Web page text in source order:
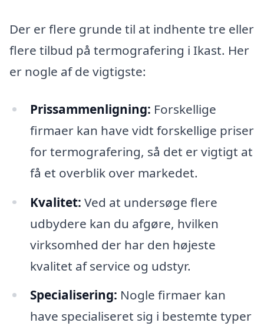
Der er flere grunde til at indhente tre eller
flere tilbud på termografering i Ikast. Her
er nogle af de vigtigste:
Prissammenligning: Forskellige
firmaer kan have vidt forskellige priser
for termografering, så det er vigtigt at
få et overblik over markedet.
Kvalitet: Ved at undersøge flere
udbydere kan du afgøre, hvilken
virksomhed der har den højeste
kvalitet af service og udstyr.
Specialisering: Nogle firmaer kan
have specialiseret sig i bestemte typer